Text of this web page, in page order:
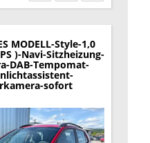
MODELL-Style-1,0
)-Navi-Sitzheizung-
DAB-Tempomat-
sofort